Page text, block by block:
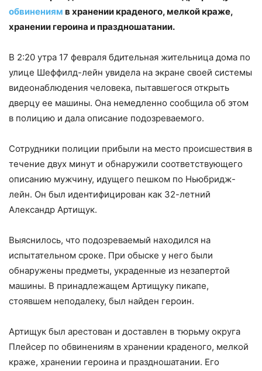
обвинениям в хранении краденого, мелкой краже,
хранении героина и праздношатании.
В 2:20 утра 17 февраля бдительная жительница дома по
улице Шеффилд-лейн увидела на экране своей системы
видеонаблюдения человека, пытавшегося открыть
дверцу ее машины. Она немедленно сообщила об этом
в полицию и дала описание подозреваемого.
Сотрудники полиции прибыли на место происшествия в
течение двух минут и обнаружили соответствующего
описанию мужчину, идущего пешком по Ньюбридж-
лейн. Он был идентифицирован как 32-летний
Александр Артищук.
Выяснилось, что подозреваемый находился на
испытательном сроке. При обыске у него были
обнаружены предметы, украденные из незапертой
машины. В принадлежащем Артищуку пикапе,
стоявшем неподалеку, был найден героин.
Артищук был арестован и доставлен в тюрьму округа
Плейсер по обвинениям в хранении краденого, мелкой
краже, хранении героина и праздношатании. Его